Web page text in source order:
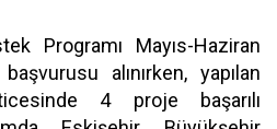
Programı Mayıs-Haziran
alınırken, yapılan
4 proje başarılı